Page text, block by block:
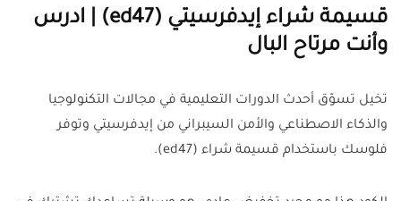
قسيمة شراء إيدفرسيتي (ed47) | ادرس
وأنت مرتاح البال
تخيل تسوّق أحدث الدورات التعليمية في مجالات التكنولوجيا
والذكاء الاصطناعي والأمن السيبراني من إيدفرسيتي وتوفر
فلوسك باستخدام قسيمة شراء (ed47).